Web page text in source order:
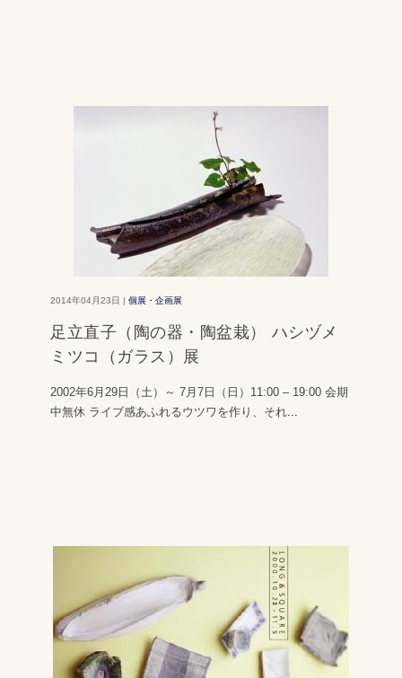
2014年04月23日 | 個展・企画展
足立直子（陶の器・陶盆栽） ハシヅメ
ミツコ（ガラス）展
2002年6月29日（土）～ 7月7日（日）11:00 – 19:00 会期
中無休 ライブ感あふれるウツワを作り、それ...